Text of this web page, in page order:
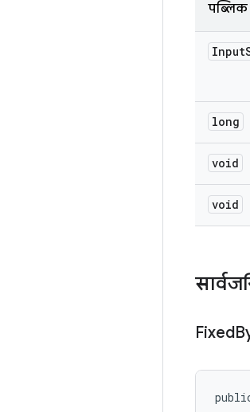
Input
long
void
void
Fixed